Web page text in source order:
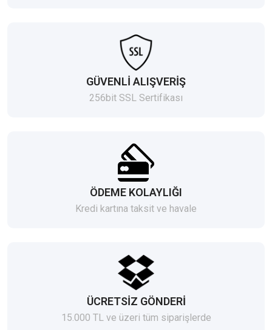
GÜVENLİ ALIŞVERİŞ
256bit SSL Sertifikası
ÖDEME KOLAYLIĞI
Kredi kartına taksit ve havale
ÜCRETSİZ GÖNDERİ
15.000 TL ve üzeri tüm siparişlerde